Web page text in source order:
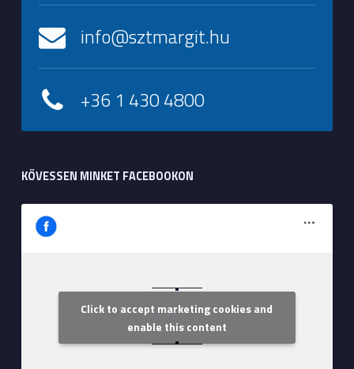
info@sztmargit.hu
+36 1 430 4800
KÖVESSEN MINKET FACEBOOKON
Szent Margit Kórház
Click to accept marketing cookies and
enable this content